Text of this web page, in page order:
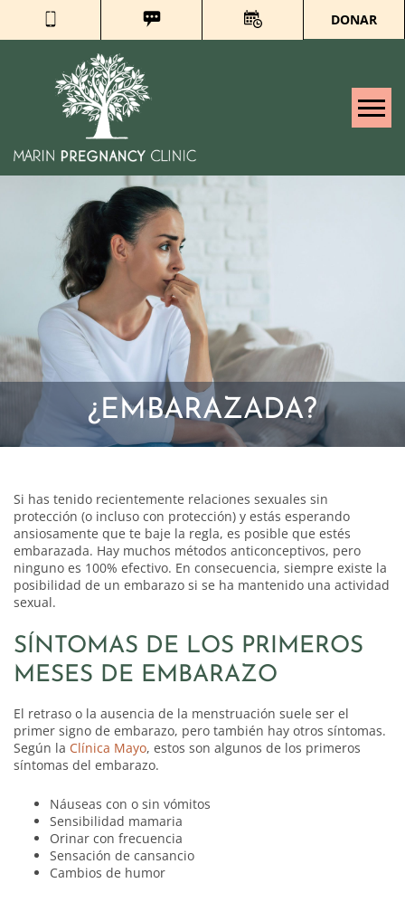
DONAR
¿EMBARAZADA?
Si has tenido recientemente relaciones sexuales sin
protección (o incluso con protección) y estás esperando
ansiosamente que te baje la regla, es posible que estés
embarazada. Hay muchos métodos anticonceptivos, pero
ninguno es 100% efectivo. En consecuencia, siempre existe la
posibilidad de un embarazo si se ha mantenido una actividad
sexual.
SÍNTOMAS DE LOS PRIMEROS
MESES DE EMBARAZO
El retraso o la ausencia de la menstruación suele ser el
primer signo de embarazo, pero también hay otros síntomas.
Según la Clínica Mayo, estos son algunos de los primeros
síntomas del embarazo.
Náuseas con o sin vómitos
Sensibilidad mamaria
Orinar con frecuencia
Sensación de cansancio
Cambios de humor